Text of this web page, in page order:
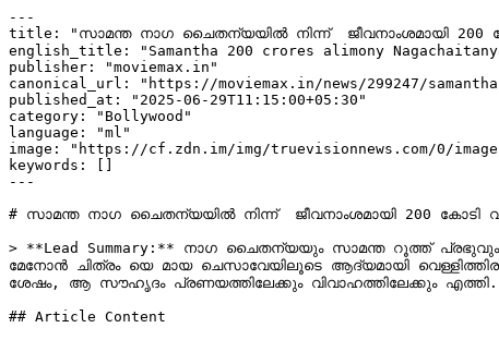
---
title: "സാമന്ത നാഗ ചൈതന്യയിൽ നിന്ന്  ജീവനാംശമായി
english_title: "Samantha 200 crores alimony
publisher: "moviemax.in"
canonical_url: "https://moviemax.in/news/299247/
published_at: "2025-06-29T11:15:00+05:30"
category: "Bollywood"
language: "ml"
image: "https://cf.zdn.im/img/truevisionnews.com/0/image-
keywords: []
---
# സാമന്ത നാഗ ചൈതന്യയിൽ നിന്ന്  ജീവനാംശമായി 200
> **Lead Summary:** നാഗ ചൈതന്യയും സാമന്ത റൂത്ത് പ്രഭുവും
മേനോൻ ചിത്രം യെ മായ ചെസാവേയിലൂടെ ആദ്യമായി
ശേഷം, ആ സൗഹൃദം പ്രണയത്തിലേക്കും വിവാഹത്തിലേക്കും
## Article Content